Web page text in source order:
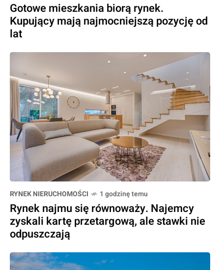
Gotowe mieszkania biorą rynek.
Kupujący mają najmocniejszą pozycję od
lat
RYNEK NIERUCHOMOŚCI 1 godzinę temu
Rynek najmu się równoważy. Najemcy
zyskali kartę przetargową, ale stawki nie
odpuszczają